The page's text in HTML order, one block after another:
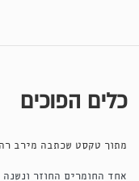
כלים הפוכים
מתוך טקסט שכתבה מירב
אחד החומרים החוזר